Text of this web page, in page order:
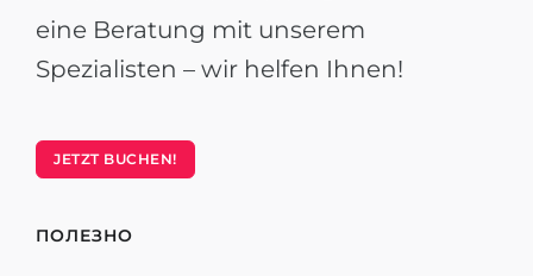
eine Beratung mit unserem
Spezialisten – wir helfen Ihnen!
JETZT BUCHEN!
ПОЛЕЗНО